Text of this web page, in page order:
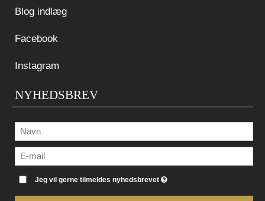
Blog indlæg
Facebook
Instagram
NYHEDSBREV
Jeg vil gerne tilmeldes nyhedsbrevet